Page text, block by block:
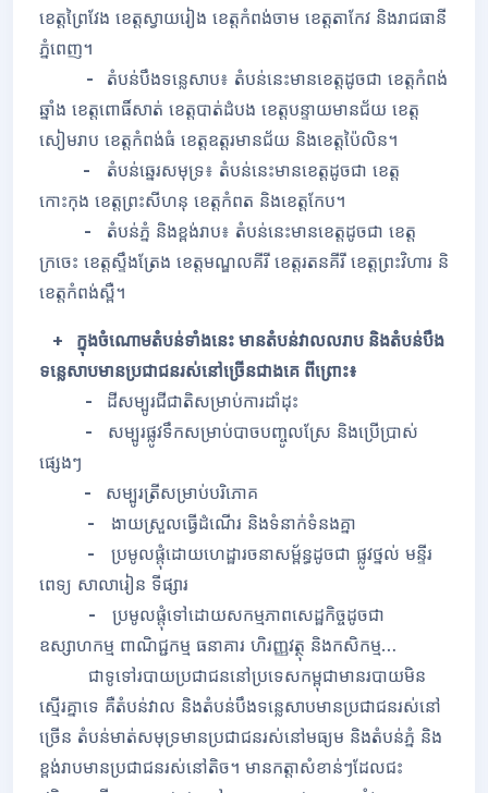
ខេត្តព្រៃវែង ខេត្តស្វាយរៀង ខេត្តកំពង់ចាម ខេត្តតាកែវ និងរាជធានី
ភ្នំពេញ។
- តំបន់បឹងទន្លេសាប៖ តំបន់នេះមានខេត្តដូចជា ខេត្តកំពង់
ឆ្នាំង ខេត្តពោធិ៍សាត់ ខេត្តបាត់ដំបង ខេត្តបន្ទាយមានជ័យ ខេត្ត
សៀមរាប ខេត្តកំពង់ធំ ខេត្តឧត្តរមានជ័យ និងខេត្តប៉ៃលិន។
- តំបន់ឆ្នេរសមុទ្រ៖ តំបន់នេះមានខេត្តដូចជា ខេត្ត
កោះកុង ខេត្តព្រះសីហនុ ខេត្តកំពត និងខេត្តកែប។
-
តំបន់ភ្នំ និងខ្ពង់រាប៖ តំបន់នេះមានខេត្តដូចជា ខេត្ត
ក្រចេះ ខេត្តស្ទឹងត្រែង ខេត្តមណ្ឌលគីរី ខេត្តរតនគីរី ខេត្តព្រះវិហារ និ
ខេត្តកំពង់ស្ពឺ។
+ ក្នុងចំណោមតំបន់ទាំងនេះ មានតំបន់វាលលរាប និងតំបន់បឹង
ទន្លេសាបមានប្រជាជនរស់នៅច្រើនជាងគេ ពីព្រោះ៖
-
ដីសម្បូរជីជាតិសម្រាប់ការដាំដុះ
-
សម្បូរផ្លូវទឹកសម្រាប់បាចបញ្ចូលស្រែ និងប្រើប្រាស់
ផ្សេងៗ
-
សម្បូរត្រីសម្រាប់បរិភោគ
- ងាយស្រួលធ្វើដំណើរ និងទំនាក់ទំនងគ្នា
- ប្រមូលផ្តុំដោយហេដ្ឋារចនាសម្ព័ន្ធដូចជា ផ្លូវថ្នល់ មន្ទីរ
ពេទ្យ សាលារៀន ទីផ្សារ
- ប្រមូលផ្តុំទៅដោយសកម្មភាពសេដ្ឋកិច្ចដូចជា
ឧស្សាហកម្ម ពាណិជ្ជកម្ម ធនាគារ ហិរញ្ញវត្ថុ និងកសិកម្ម…
ជាទូទៅរបាយប្រជាជននៅប្រទេសកម្ពុជាមានរបាយមិន
ស្មើរគ្នាទេ គឺតំបន់វាល និងតំបន់បឹងទន្លេសាបមានប្រជាជនរស់នៅ
ច្រើន តំបន់មាត់សមុទ្រមានប្រជាជនរស់នៅមធ្យម និងតំបន់ភ្នំ និង
ខ្ពង់រាបមានប្រជាជនរស់នៅតិច។ មានកត្តាសំខាន់ៗដែលជះ